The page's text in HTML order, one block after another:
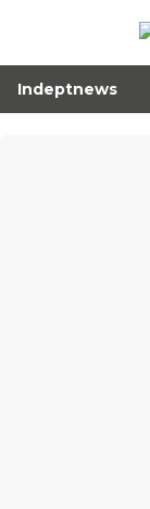
Indeptnews